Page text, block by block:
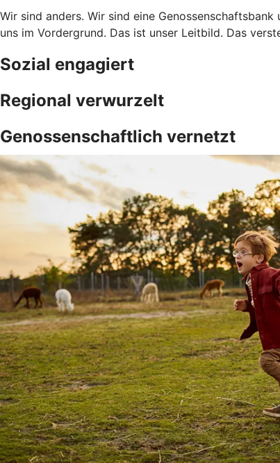
Wir sind anders. Wir sind eine
uns im Vordergrund. Das ist unser Leitbild. Das
Sozial engagiert
Regional verwurzelt
Genossenschaftlich vernetzt